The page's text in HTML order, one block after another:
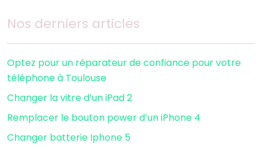
Nos derniers articles
Optez pour un réparateur de confiance pour votre
téléphone à Toulouse
Changer la vitre d’un iPad 2
Remplacer le bouton power d’un iPhone 4
Changer batterie Iphone 5